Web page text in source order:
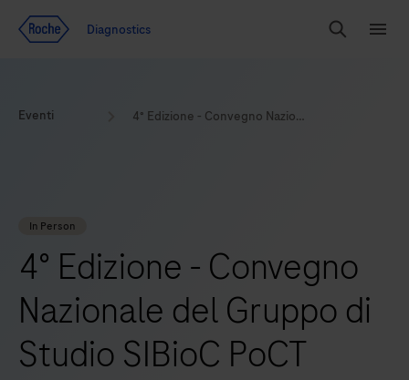
Diagnostics
Search
Eventi 4° Edizione - Convegno Nazionale del Gruppo di Studio SIBioC PoCT
In Person
4° Edizione - Convegno
Nazionale del Gruppo di
Studio SIBioC PoCT